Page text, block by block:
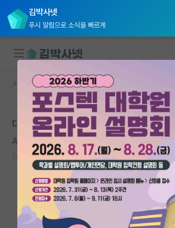
김박사넷
푸시 알림으로 소식을 빠르게
대학원생 모집
국내대학원 정보
연구실&오픈랩
커뮤니티
커뮤니티 홈
전체글보기
커뮤니티 홈 자유 게시판(아무개랩)
대학 이름이 어느정도의 가치가 있나요?
Andreas Vesalius
2020.09.11 17 9020